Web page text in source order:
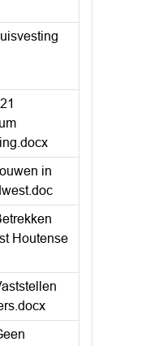
in
Houtense